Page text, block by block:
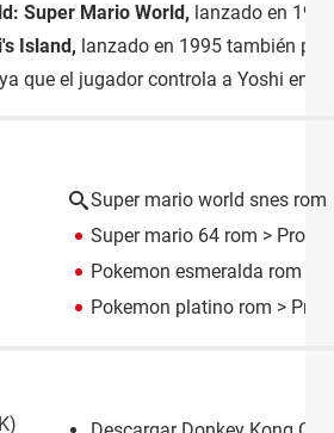
Super Mario World, lanzado en
Island, lanzado en 1995 también
que el jugador controla a Yoshi en
Super mario world snes rom
Super mario 64 rom >
Pokemon esmeralda rom
Pokemon platino rom >